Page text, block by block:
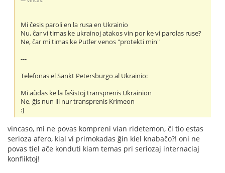
Mi ĉesis paroli en la rusa en Ukrainio
Nu, ĉar vi timas ke ukrainoj atakos vin por ke vi parolas ruse?
Ne, ĉar mi timas ke Putler venos "protekti min"
---
Telefonas el Sankt Petersburgo al Ukrainio:
Mi aŭdas ke la faŝistoj transprenis Ukrainion
Ne, ĝis nun ili nur transprenis Krimeon
:]
vincaso, mi ne povas kompreni vian ridetemon, ĉi tio estas
serioza afero, kial vi primokadas ĝin kiel knabaĉo?! oni ne
povas tiel aĉe konduti kiam temas pri seriozaj internaciaj
konfliktoj!